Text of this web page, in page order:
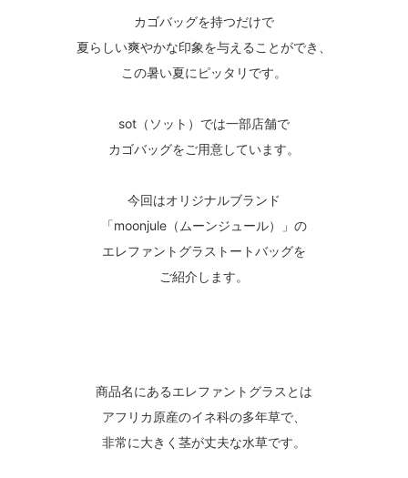
カゴバッグを持つだけで
夏らしい爽やかな印象を与えることができ、
この暑い夏にピッタリです。
sot（ソット）では一部店舗で
カゴバッグをご用意しています。
今回はオリジナルブランド
「moonjule（ムーンジュール）」の
エレファントグラストートバッグを
ご紹介します。
商品名にあるエレファントグラスとは
アフリカ原産のイネ科の多年草で、
非常に大きく茎が丈夫な水草です。